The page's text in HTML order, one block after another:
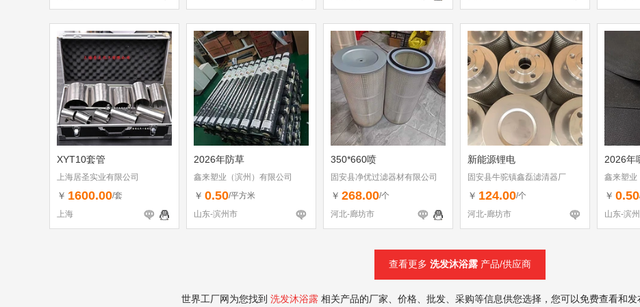
XYT10套管
上海居圣实业有限公司
￥ 1600.00/套
上海
2026年防草
鑫来塑业（滨州）有限公司
￥ 0.50/平方米
山东-滨州市
350*660喷
固安县净优过滤器材有限公司
￥ 268.00/个
河北-廊坊市
新能源锂电
固安县牛驼镇鑫磊滤清器厂
￥ 124.00/个
河北-廊坊市
2026年
鑫来塑业
￥ 0.50
山东-滨
查看更多 洗发沐浴露 产品/供应商
世界工厂网为您找到 洗发沐浴露 相关产品的厂家、价格、批发、采购等信息供您选择，您可以免费查看和发